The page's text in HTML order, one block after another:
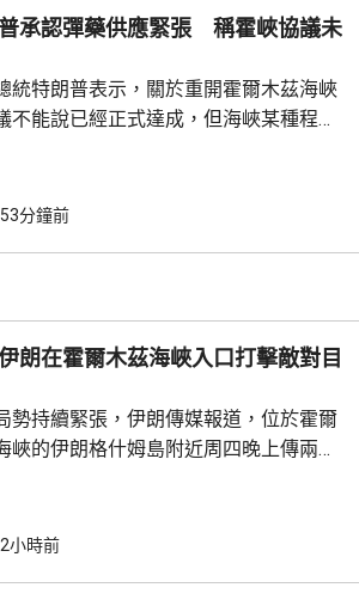
將引起合規問題，可能導致資產被凍
「勞合社」上月底為戰爭保險承保人...
承認彈藥供應緊張 稱霍峽協議未
統特朗普表示，關於重開霍爾木茲海峽
不能說已經正式達成，但海峽某種程度
見記者時，承認美軍部分彈藥供應比較
道指，特朗普上星期曾與防長赫格塞
美軍彈藥庫存問題爭執。特朗普...
53分鐘前
朗在霍爾木茲海峽入口打擊敵對目
勢持續緊張，伊朗傳媒報道，位於霍爾
峽的伊朗格什姆島附近周四晚上傳兩次
公布行動成果。
2小時前